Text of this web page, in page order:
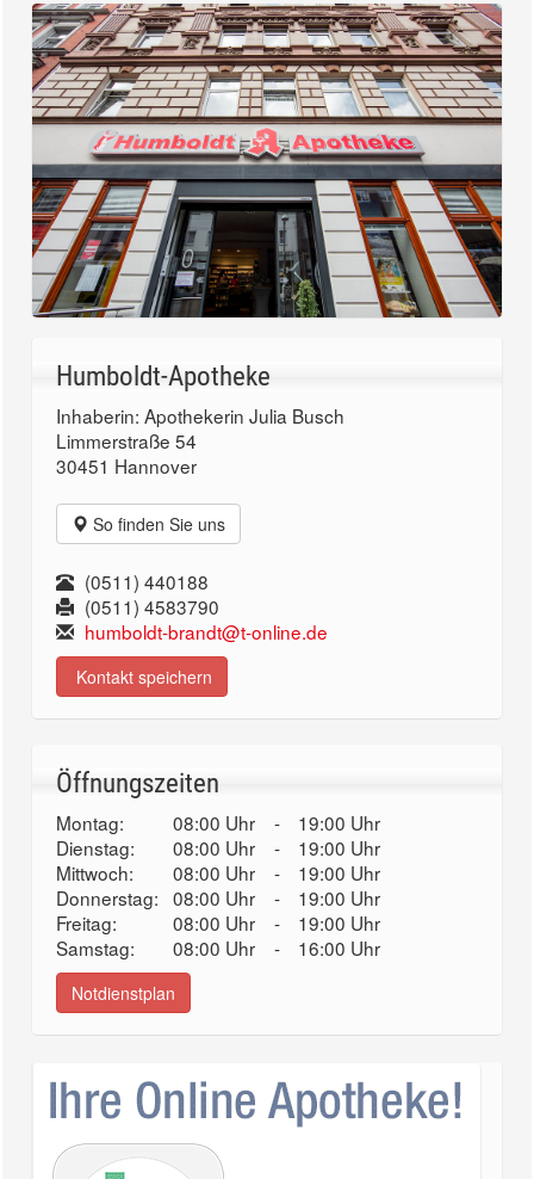
Humboldt-Apotheke
Inhaberin: Apothekerin Julia Busch
Limmerstraße 54
30451 Hannover
So finden Sie uns
(0511) 440188
(0511) 4583790
humboldt-brandt@t-online.de
Kontakt speichern
Öffnungszeiten
Montag: 08:00 Uhr -
19:00 Uhr
Dienstag:
08:00 Uhr -
19:00 Uhr
Mittwoch:
08:00 Uhr -
19:00 Uhr
Donnerstag: 08:00 Uhr -
19:00 Uhr
Freitag:
08:00 Uhr -
19:00 Uhr
Samstag:
08:00 Uhr - 16:00 Uhr
Notdienstplan